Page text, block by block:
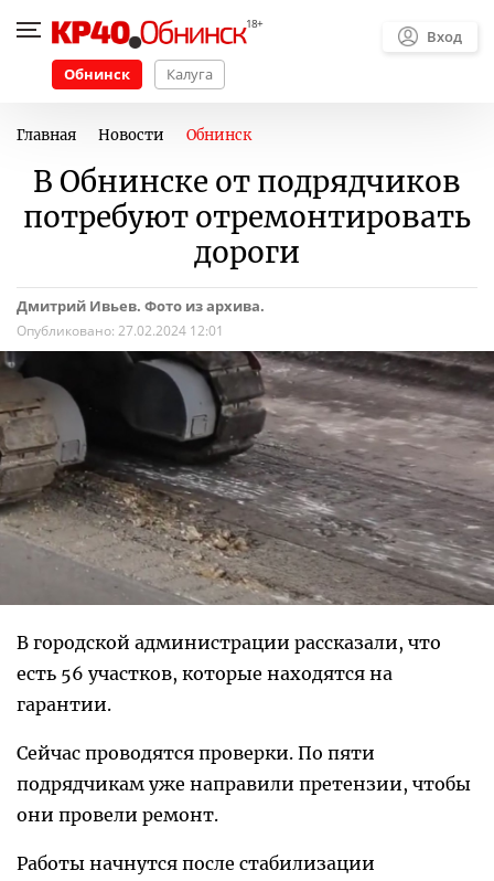
Обнинск Калуга
Вход
Главная Новости Обнинск
В Обнинске от подрядчиков
потребуют отремонтировать
дороги
Дмитрий Ивьев. Фото из архива.
Опубликовано: 27.02.2024 12:01
В городской администрации рассказали, что
есть 56 участков, которые находятся на
гарантии.
Сейчас проводятся проверки. По пяти
подрядчикам уже направили претензии, чтобы
они провели ремонт.
Работы начнутся после стабилизации